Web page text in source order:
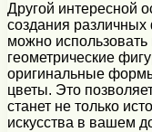
Другой интересной
создания
можно
геометрические
оригинальные
цветы. Это
станет не только
искусства в вашем